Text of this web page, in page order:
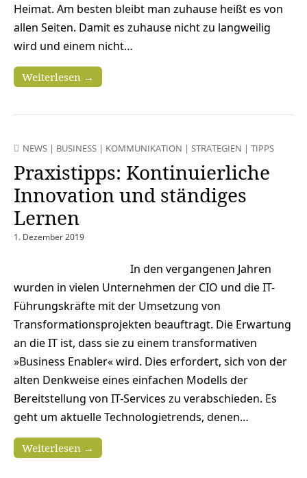
Heimat. Am besten bleibt man zuhause heißt es von
allen Seiten. Damit es zuhause nicht zu langweilig
wird und einem nicht…
Weiterlesen →
NEWS | BUSINESS | KOMMUNIKATION | STRATEGIEN | TIPPS
Praxistipps: Kontinuierliche
Innovation und ständiges
Lernen
1. Dezember 2019
In den vergangenen Jahren
wurden in vielen Unternehmen der CIO und die IT-
Führungskräfte mit der Umsetzung von
Transformationsprojekten beauftragt. Die Erwartung
an die IT ist, dass sie zu einem transformativen
»Business Enabler« wird. Dies erfordert, sich von der
alten Denkweise eines einfachen Modells der
Bereitstellung von IT-Services zu verabschieden. Es
geht um aktuelle Technologietrends, denen…
Weiterlesen →